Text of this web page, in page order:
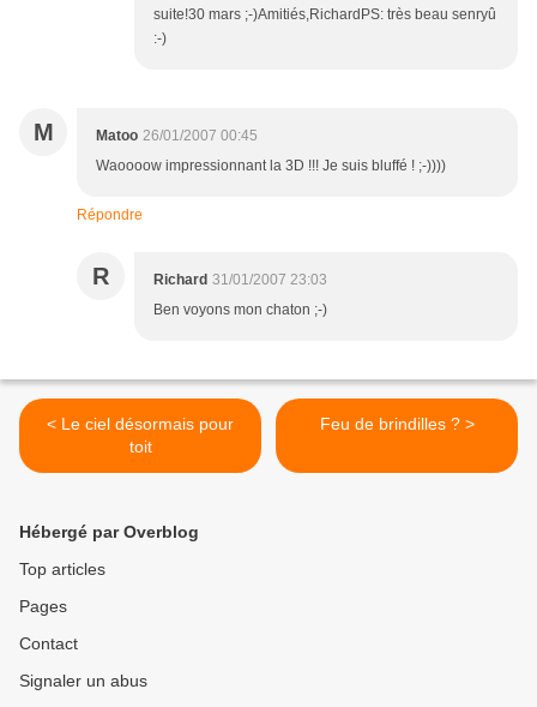
suite!30 mars ;-)Amitiés,RichardPS: très beau senryû
:-)
M Matoo 26/01/2007 00:45
Waoooow impressionnant la 3D !!! Je suis bluffé ! ;-))))
Répondre
R Richard 31/01/2007 23:03
Ben voyons mon chaton ;-)
< Le ciel désormais pour
toit
Feu de brindilles ? >
Hébergé par Overblog
Top articles
Pages
Contact
Signaler un abus